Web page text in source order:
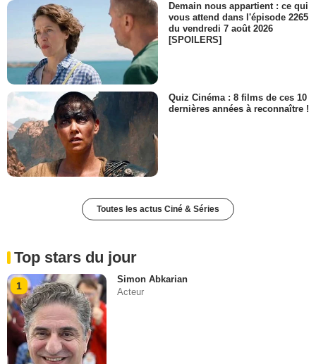
Demain nous appartient : ce qui
vous attend dans l'épisode 2265
du vendredi 7 août 2026
[SPOILERS]
Quiz Cinéma : 8 films de ces 10
dernières années à reconnaître !
Toutes les actus Ciné & Séries
Top stars du jour
1
Simon Abkarian
Acteur